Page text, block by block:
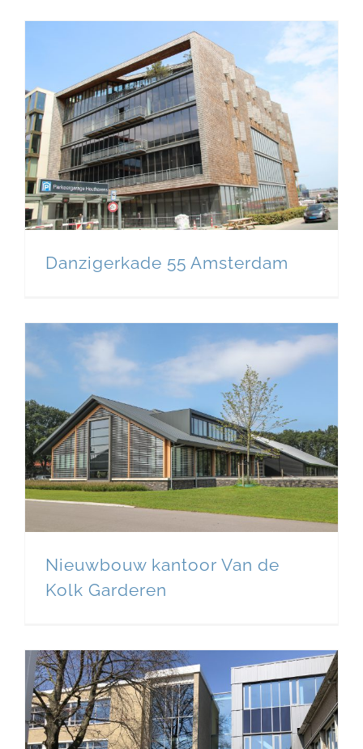
Danzigerkade 55 Amsterdam
Nieuwbouw kantoor Van de
Kolk Garderen